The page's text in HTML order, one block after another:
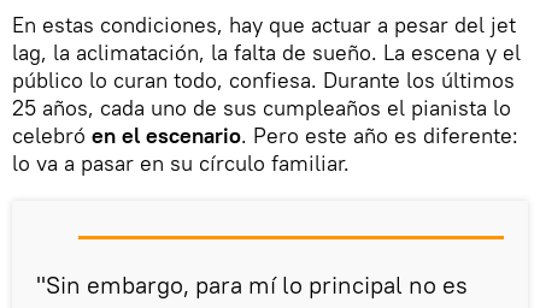
En estas condiciones, hay que actuar a pesar del jet
lag, la aclimatación, la falta de sueño. La escena y el
público lo curan todo, confiesa. Durante los últimos
25 años, cada uno de sus cumpleaños el pianista lo
celebró en el escenario. Pero este año es diferente:
lo va a pasar en su círculo familiar.
"Sin embargo, para mí lo principal no es